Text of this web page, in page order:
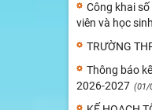
Công khai
viên và học
TRƯỜNG
Thông báo
2026-2027 (01/